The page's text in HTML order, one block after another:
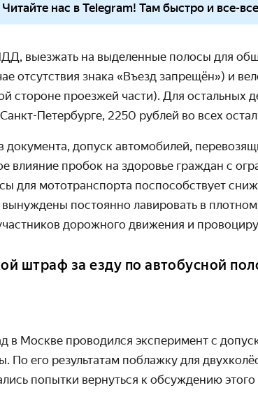
Читайте нас в Telegram! Там быстро и все-
выезжать на выделенные полосы для
отсутствия знака «Въезд запрещён») и
стороне проезжей части). Для остальных
Петербурге, 2250 рублей во всех
допуск автомобилей,
влияние пробок на здоровье граждан с
для мототранспорта поспособствует
вынуждены постоянно лавировать в
дорожного движения и
штраф за езду по автобусной
в Москве проводился эксперимент с
По его результатам поблажку для
попытки вернуться к обсуждению